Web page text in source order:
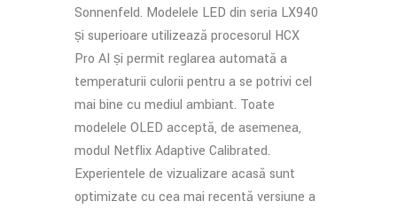
Sonnenfeld. Modelele LED din seria LX940
și superioare utilizează procesorul HCX
Pro AI și permit reglarea automată a
temperaturii culorii pentru a se potrivi cel
mai bine cu mediul ambiant. Toate
modelele OLED acceptă, de asemenea,
modul Netflix Adaptive Calibrated.
Experiențele de vizualizare acasă sunt
optimizate cu cea mai recentă versiune a